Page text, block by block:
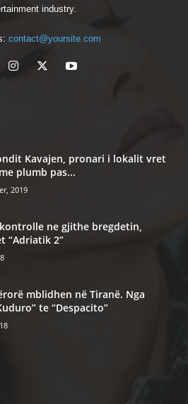
industry.
contact@yoursite.com
Kavajen, pronari i lokalit vret
plumb pas...
2019
ne gjithe bregdetin,
“Adriatik 2”
mblidhen në Tiranë. Nga
te “Despacito”